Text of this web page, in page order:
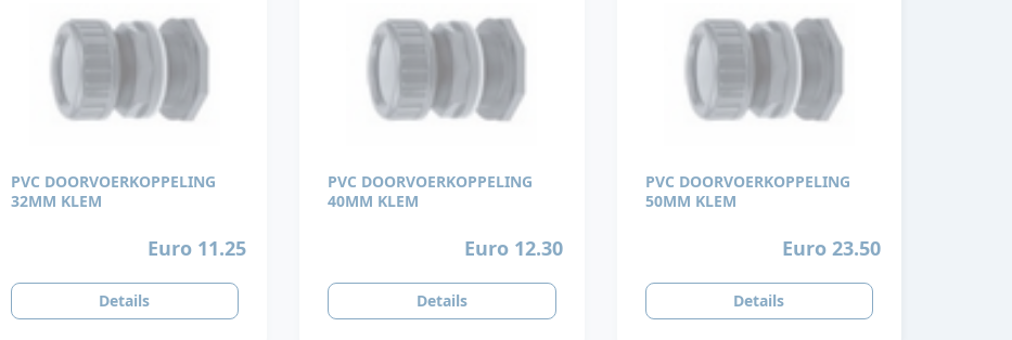
PVC DOORVOERKOPPELING
32MM KLEM
Euro 11.25
Details
PVC DOORVOERKOPPELING
40MM KLEM
Euro 12.30
Details
PVC DOORVOERKOPPELING
50MM KLEM
Euro 23.50
Details